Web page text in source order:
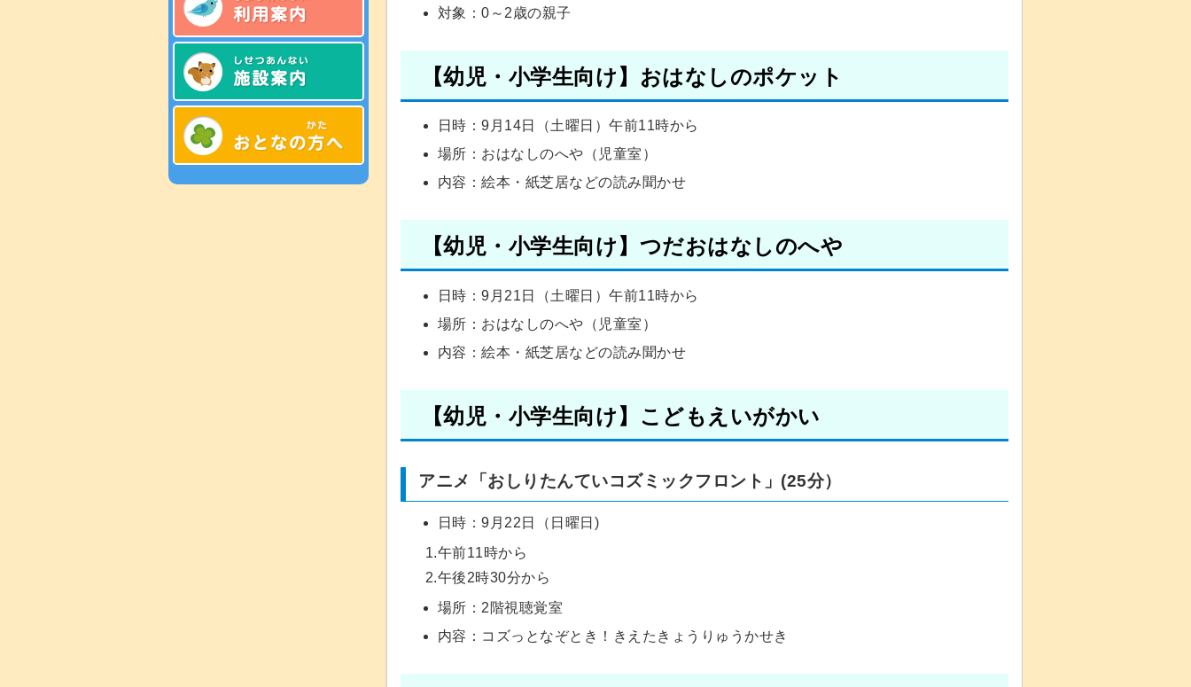
対象：0～2歳の親子
【幼児・小学生向け】おはなしのポケット
日時：9月14日（土曜日）午前11時から
場所：おはなしのへや（児童室）
内容：絵本・紙芝居などの読み聞かせ
【幼児・小学生向け】つだおはなしのへや
日時：9月21日（土曜日）午前11時から
場所：おはなしのへや（児童室）
内容：絵本・紙芝居などの読み聞かせ
【幼児・小学生向け】こどもえいがかい
アニメ「おしりたんていコズミックフロント」(25分）
日時：9月22日（日曜日)
1.午前11時から
2.午後2時30分から
場所：2階視聴覚室
内容：コズっとなぞとき！きえたきょうりゅうかせき